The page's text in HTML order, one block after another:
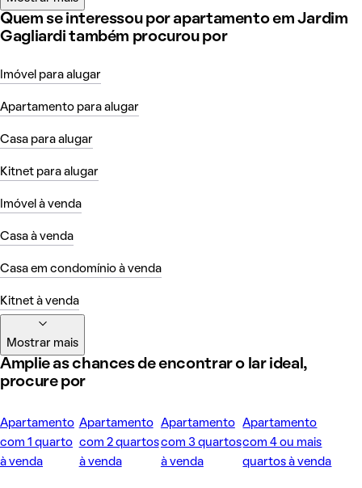
Quem se interessou por apartamento em Jardim
Gagliardi também procurou por
Imóvel para alugar
Apartamento para alugar
Casa para alugar
Kitnet para alugar
Imóvel à venda
Casa à venda
Casa em condomínio à venda
Kitnet à venda
Mostrar mais
Amplie as chances de encontrar o lar ideal,
procure por
Apartamento
com 1 quarto
à venda
Apartamento
com 2 quartos
à venda
Apartamento
com 3 quartos
à venda
Apartamento
com 4 ou mais
quartos à venda